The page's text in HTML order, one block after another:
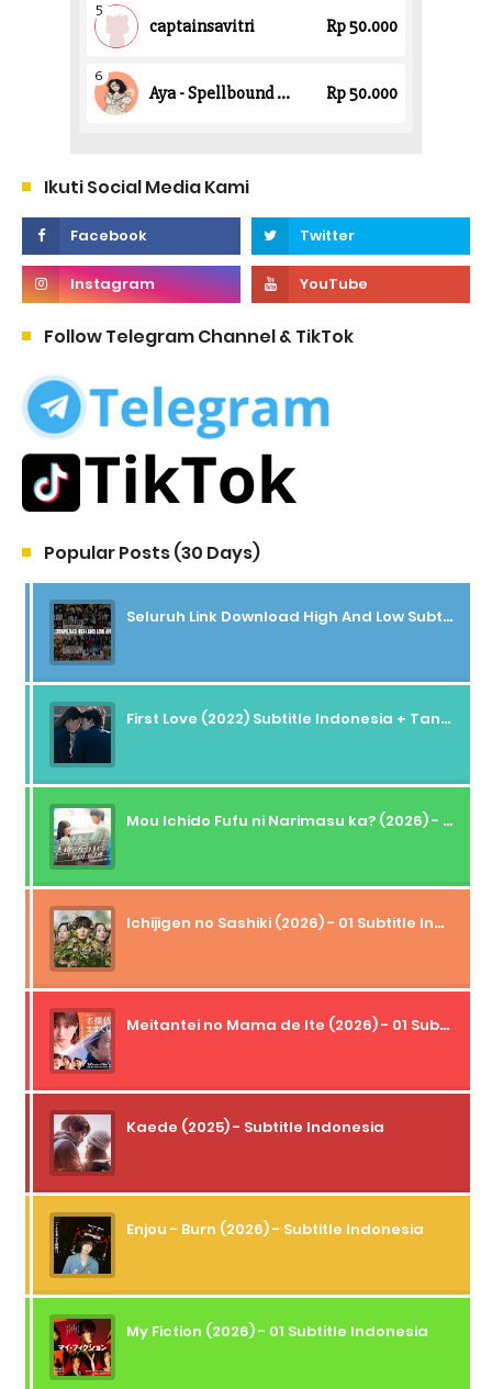
Ikuti Social Media Kami
Follow Telegram Channel & TikTok
Popular Posts (30 Days)
Seluruh Link Download High And Low Subtitle Indonesia
First Love (2022) Subtitle Indonesia + Tanpa Iklan + Streaming + 1080p
Mou Ichido Fufu ni Narimasu ka? (2026) - 01 Subtitle Indonesia
Ichijigen no Sashiki (2026) - 01 Subtitle Indonesia
Meitantei no Mama de Ite (2026) - 01 Subtitle Indonesia
Kaede (2025) - Subtitle Indonesia
Enjou - Burn (2026) - Subtitle Indonesia
My Fiction (2026) - 01 Subtitle Indonesia